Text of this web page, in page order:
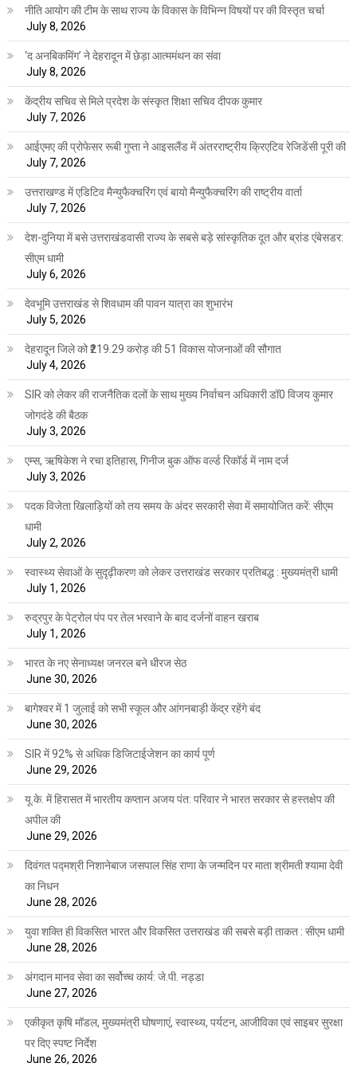
नीति आयोग की टीम के साथ राज्य के विकास के विभिन्न विषयों पर की विस्तृत चर्चा
July 8, 2026
‘द अनबिकमिंग’ ने देहरादून में छेड़ा आत्ममंथन का संवा
July 8, 2026
केंद्रीय सचिव से मिले प्रदेश के संस्कृत शिक्षा सचिव दीपक कुमार
July 7, 2026
आईएमए की प्रोफेसर रूबी गुप्ता ने आइसलैंड में अंतरराष्ट्रीय क्रिएटिव रेजिडेंसी पूरी की
July 7, 2026
उत्तराखण्ड में एडिटिव मैन्युफैक्चरिंग एवं बायो मैन्युफैक्चरिंग की राष्ट्रीय वार्ता
July 7, 2026
देश-दुनिया में बसे उत्तराखंडवासी राज्य के सबसे बड़े सांस्कृतिक दूत और ब्रांड एंबेसडर:
सीएम धामी
July 6, 2026
देवभूमि उत्तराखंड से शिवधाम की पावन यात्रा का शुभारंभ
July 5, 2026
देहरादून जिले को ₹219.29 करोड़ की 51 विकास योजनाओं की सौगात
July 4, 2026
SIR को लेकर की राजनैतिक दलों के साथ मुख्य निर्वाचन अधिकारी डॉ0 विजय कुमार
जोगदंडे की बैठक
July 3, 2026
एम्स, ऋषिकेश ने रचा इतिहास, गिनीज बुक ऑफ वर्ल्ड रिकॉर्ड में नाम दर्ज
July 3, 2026
पदक विजेता खिलाड़ियों को तय समय के अंदर सरकारी सेवा में समायोजित करें: सीएम
धामी
July 2, 2026
स्वास्थ्य सेवाओं के सुदृढ़ीकरण को लेकर उत्तराखंड सरकार प्रतिबद्ध : मुख्यमंत्री धामी
July 1, 2026
रुद्रपुर के पेट्रोल पंप पर तेल भरवाने के बाद दर्जनों वाहन खराब
July 1, 2026
भारत के नए सेनाध्यक्ष जनरल बने धीरज सेठ
June 30, 2026
बागेश्वर में 1 जुलाई को सभी स्कूल और आंगनबाड़ी केंद्र रहेंगे बंद
June 30, 2026
SIR में 92% से अधिक डिजिटाईजेशन का कार्य पूर्ण
June 29, 2026
यू.के. में हिरासत में भारतीय कप्तान अजय पंत: परिवार ने भारत सरकार से हस्तक्षेप की
अपील की
June 29, 2026
दिवंगत पद्मश्री निशानेबाज जसपाल सिंह राणा के जन्मदिन पर माता श्रीमती श्यामा देवी
का निधन
June 28, 2026
युवा शक्ति ही विकसित भारत और विकसित उत्तराखंड की सबसे बड़ी ताकत : सीएम धामी
June 28, 2026
अंगदान मानव सेवा का सर्वोच्च कार्य: जे.पी. नड्डा
June 27, 2026
एकीकृत कृषि मॉडल, मुख्यमंत्री घोषणाएं, स्वास्थ्य, पर्यटन, आजीविका एवं साइबर सुरक्षा
पर दिए स्पष्ट निर्देश
June 26, 2026